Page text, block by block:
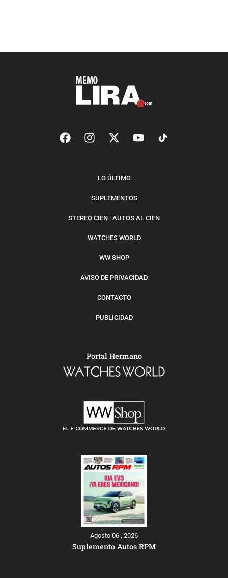
LO ÚLTIMO
SUPLEMENTOS
STEREO CIEN | AUTOS AL CIEN
WATCHES WORLD
WW SHOP
AVISO DE PRIVACIDAD
CONTACTO
PUBLICIDAD
Portal Hermano
Agosto 06 , 2026
Suplemento Autos RPM